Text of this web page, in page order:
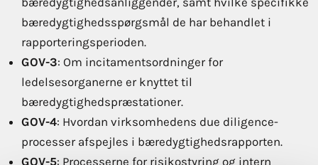
bæredygtighedsspørgsmål de har behandlet i
rapporteringsperioden.
GOV-3: Om incitamentsordninger for
ledelsesorganerne er knyttet til
bæredygtighedspræstationer.
GOV-4: Hvordan virksomhedens due diligence-
processer afspejles i bæredygtighedsrapporten.
GOV-5: Processerne for risikostyring og intern